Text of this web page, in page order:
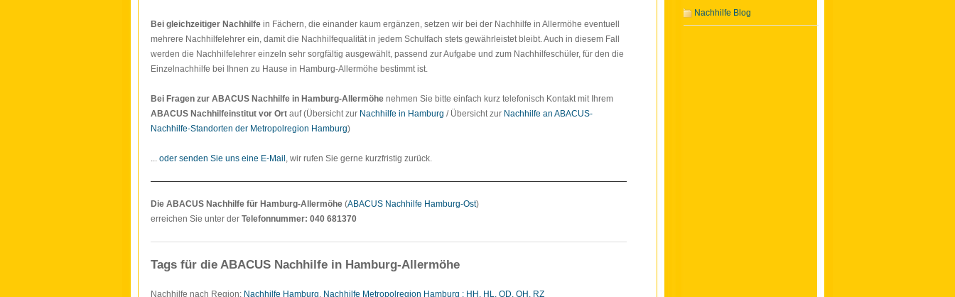
Bei gleichzeitiger Nachhilfe in Fächern, die einander kaum ergänzen, setzen wir bei der Nachhilfe in Allermöhe eventuell
mehrere Nachhilfelehrer ein, damit die Nachhilfequalität in jedem Schulfach stets gewährleistet bleibt. Auch in diesem Fall
werden die Nachhilfelehrer einzeln sehr sorgfältig ausgewählt, passend zur Aufgabe und zum Nachhilfeschüler, für den die
Einzelnachhilfe bei Ihnen zu Hause in Hamburg-Allermöhe bestimmt ist.
Bei Fragen zur ABACUS Nachhilfe in Hamburg-Allermöhe nehmen Sie bitte einfach kurz telefonisch Kontakt mit Ihrem
ABACUS Nachhilfeinstitut vor Ort auf (Übersicht zur Nachhilfe in Hamburg / Übersicht zur Nachhilfe an ABACUS-
Nachhilfe-Standorten der Metropolregion Hamburg)
... oder senden Sie uns eine E-Mail , wir rufen Sie gerne kurzfristig zurück.
Die ABACUS Nachhilfe für Hamburg-Allermöhe (ABACUS Nachhilfe Hamburg-Ost)
erreichen Sie unter der Telefonnummer: 040 681370
Tags für die ABACUS Nachhilfe in Hamburg-Allermöhe
Nachhilfe nach Region: Nachhilfe Hamburg, Nachhilfe Metropolregion Hamburg : HH, HL, OD, OH, RZ
Nachhilfe Blog